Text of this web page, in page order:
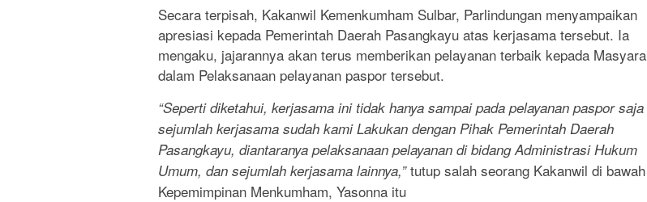
Secara terpisah, Kakanwil Kemenkumham Sulbar, Parlindungan menyampaikan
apresiasi kepada Pemerintah Daerah Pasangkayu atas kerjasama tersebut. Ia
mengaku, jajarannya akan terus memberikan pelayanan terbaik kepada
dalam Pelaksanaan pelayanan paspor tersebut.
“Seperti diketahui, kerjasama ini tidak hanya sampai pada pelayanan paspor saja
sejumlah kerjasama sudah kami Lakukan dengan Pihak Pemerintah Daerah
Pasangkayu, diantaranya pelaksanaan pelayanan di bidang Administrasi Hukum
Umum, dan sejumlah kerjasama lainnya,”tutup salah seorang Kakanwil di bawah
Kepemimpinan Menkumham, Yasonna itu